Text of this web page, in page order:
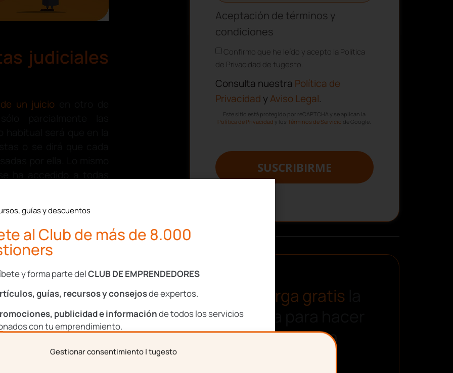
Gestionar consentimiento | tugesto
judiciales
un juicio
que podían existir
demanda, seremos
obligados a su pago.
estima todas nuestras
judiciales
mismas, por tanto, el
la llamada
Aceptación de términos y
condiciones
Confirmo que he leído y acepto la Política
de Privacidad de tugesto.
Consulta nuestra Política de
Privacidad y Aviso Legal.
Este sitio está protegido por reCAPTCHA y se aplican la
Política de Privacidad y losTérminos de Servicio de Google.
SUSCRIBIRME
Descarga gratis
plantilla para hacer
una nómina
guías y descuentos
al Club de más de 8.000
y forma parte delCLUB DE EMPRENDEDORES
guías, recursos y consejosde expertos.
publicidad e informaciónde todos los servicios
con tu emprendimiento.
Apellidos